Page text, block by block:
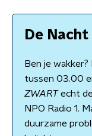
De Nacht
Ben je
tussen 03.00
ZWARTecht
NPO Radio 1.
duurzame